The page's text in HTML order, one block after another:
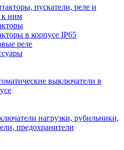
пускатели, реле и
к ним
в корпусе IP65
реле
выключатели в
нагрузки, рубильники,
предохранители